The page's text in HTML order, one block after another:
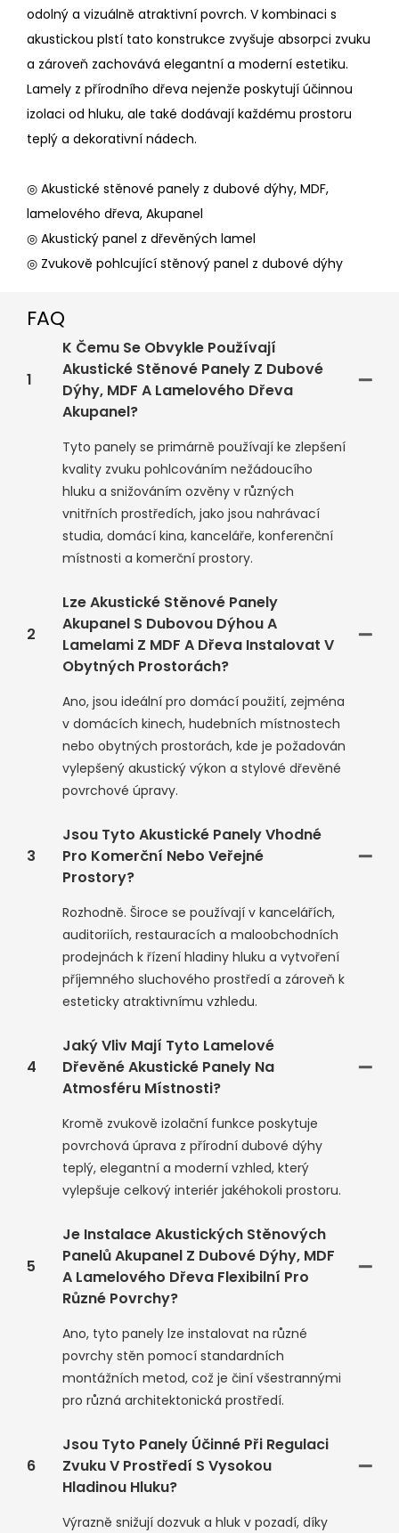
odolný a vizuálně atraktivní povrch. V kombinaci s
akustickou plstí tato konstrukce zvyšuje absorpci zvuku
a zároveň zachovává elegantní a moderní estetiku.
Lamely z přírodního dřeva nejenže poskytují účinnou
izolaci od hluku, ale také dodávají každému prostoru
teplý a dekorativní nádech.
◎ Akustické stěnové panely z dubové dýhy, MDF,
lamelového dřeva, Akupanel
◎ Akustický panel z dřevěných lamel
◎ Zvukově pohlcující stěnový panel z dubové dýhy
FAQ
1
K Čemu Se Obvykle Používají
Akustické Stěnové Panely Z Dubové
Dýhy, MDF A Lamelového Dřeva
Akupanel?
Tyto panely se primárně používají ke zlepšení
kvality zvuku pohlcováním nežádoucího
hluku a snižováním ozvěny v různých
vnitřních prostředích, jako jsou nahrávací
studia, domácí kina, kanceláře, konferenční
místnosti a komerční prostory.
2
Lze Akustické Stěnové Panely
Akupanel S Dubovou Dýhou A
Lamelami Z MDF A Dřeva Instalovat V
Obytných Prostorách?
Ano, jsou ideální pro domácí použití, zejména
v domácích kinech, hudebních místnostech
nebo obytných prostorách, kde je požadován
vylepšený akustický výkon a stylové dřevěné
povrchové úpravy.
3
Jsou Tyto Akustické Panely Vhodné
Pro Komerční Nebo Veřejné
Prostory?
Rozhodně. Široce se používají v kancelářích,
auditoriích, restauracích a maloobchodních
prodejnách k řízení hladiny hluku a vytvoření
příjemného sluchového prostředí a zároveň k
esteticky atraktivnímu vzhledu.
4
Jaký Vliv Mají Tyto Lamelové
Dřevěné Akustické Panely Na
Atmosféru Místnosti?
Kromě zvukově izolační funkce poskytuje
povrchová úprava z přírodní dubové dýhy
teplý, elegantní a moderní vzhled, který
vylepšuje celkový interiér jakéhokoli prostoru.
5
Je Instalace Akustických Stěnových
Panelů Akupanel Z Dubové Dýhy, MDF
A Lamelového Dřeva Flexibilní Pro
Různé Povrchy?
Ano, tyto panely lze instalovat na různé
povrchy stěn pomocí standardních
montážních metod, což je činí všestrannými
pro různá architektonická prostředí.
6
Jsou Tyto Panely Účinné Při Regulaci
Zvuku V Prostředí S Vysokou
Hladinou Hluku?
Výrazně snižují dozvuk a hluk v pozadí, díky